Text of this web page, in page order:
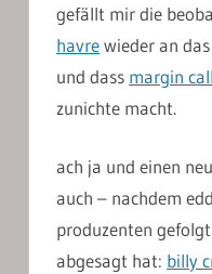
gefällt mir die
havrewieder an
und dass margin call
zunichte macht.
ach ja und einen
auch – nachdem
produzenten
abgesagt hat: billy